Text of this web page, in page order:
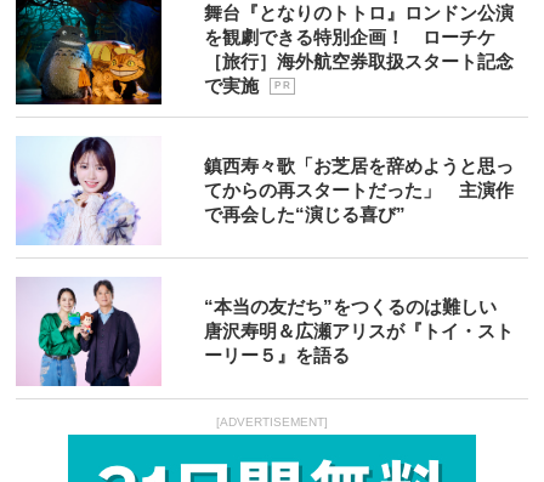
舞台『となりのトトロ』ロンドン公演
を観劇できる特別企画！ ローチケ
［旅行］海外航空券取扱スタート記念
で実施
P R
鎮西寿々歌「お芝居を辞めようと思っ
てからの再スタートだった」 主演作
で再会した“演じる喜び”
“本当の友だち”をつくるのは難しい
唐沢寿明＆広瀬アリスが『トイ・スト
ーリー５』を語る
[ADVERTISEMENT]